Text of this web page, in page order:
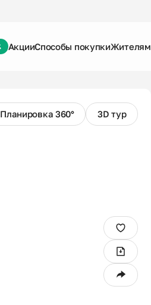
АкцииСпособы покупкиЖителям
Планировка 360° 3D тур